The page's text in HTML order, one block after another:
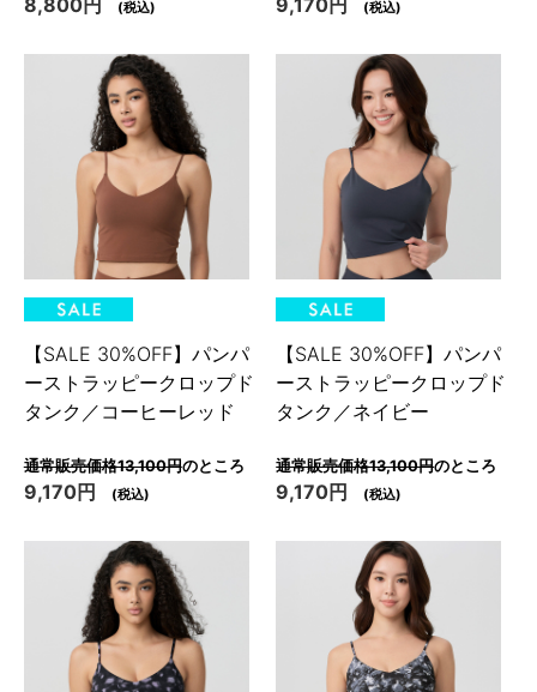
8,800円 (税込) 9,170円 (税込)
【SALE 30%OFF】パンパ
ーストラッピークロップド
タンク／コーヒーレッド
通常販売価格13,100円のところ
9,170円 (税込)
【SALE 30%OFF】パンパ
ーストラッピークロップド
タンク／ネイビー
通常販売価格13,100円のところ
9,170円 (税込)